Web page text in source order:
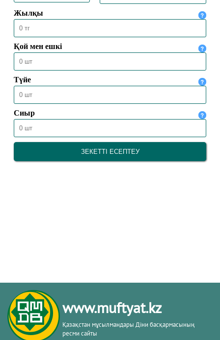
www.muftyat.kz
Қазақстан мұсылмандары Діни басқармасының
ресми сайты